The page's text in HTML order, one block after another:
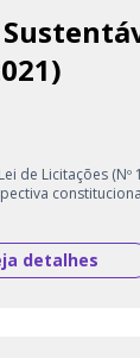
de Licitações
detalhes